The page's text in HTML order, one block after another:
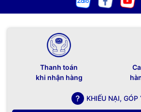
Thanh toán
khi nhận hàng
KHIẾU NẠI, GÓP